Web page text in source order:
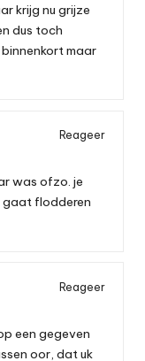
krijg nu grijze
dus toch
maar
Reageer
was ofzo. je
gaat flodderen
Reageer
een gegeven
oor, dat uk